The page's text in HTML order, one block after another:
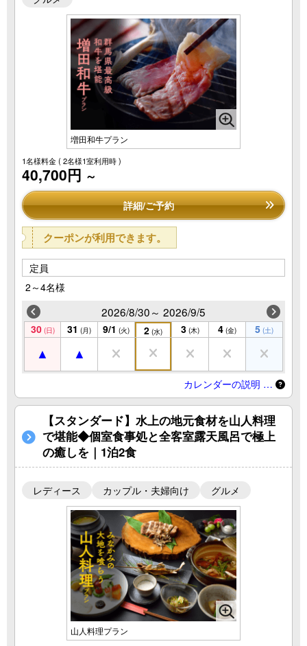
増田和牛プラン
1名様料金( 2名様1室利用時 )
40,700円 ～
詳細/ご予約
クーポンが利用できます。
定員
2～4名様
2026/8/30～ 2026/9/5
30 (日) 31 (月) 9/1 (火) 2 (水) 3 (木) 4 (金) 5 (土)
カレンダーの説明 …
【スタンダード】水上の地元食材を山人料理
で堪能◆個室食事処と全客室露天風呂で極上
の癒しを｜1泊2食
レディース カップル・夫婦向け グルメ
山人料理プラン